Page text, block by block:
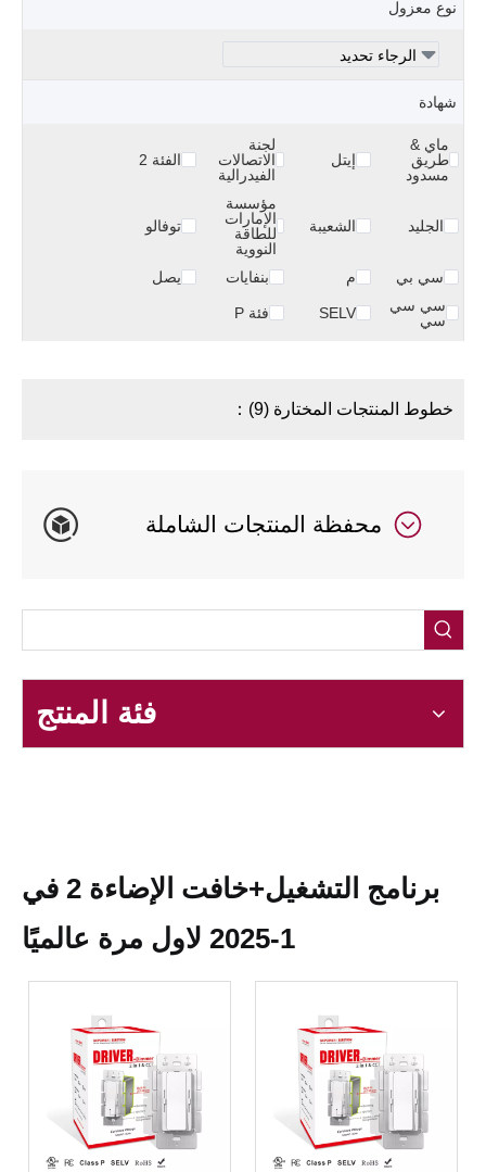
نوع معزول
شهادة
ماي &
طريق
مسدود
إيتل
لجنة
الاتصالات
الفيدرالية
الفئة 2
الجليد الشعيبة
مؤسسة
الإمارات
للطاقة
النووية
توفالو
سي بي م بنفايات
يصل
سي سي
سي
SELV فئة P
خطوط المنتجات المختارة (9)：
محفظة المنتجات الشاملة
فئة المنتج
برنامج التشغيل+خافت الإضاءة 2 في
1-2025 لاول مرة عالميًا